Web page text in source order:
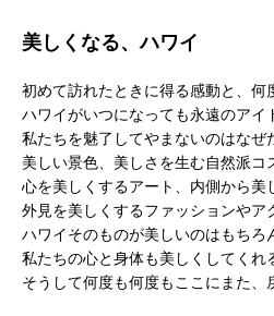
美しくなる、ハワイ
初めて訪れたときに得る感動と、何
ハワイがいつになっても永遠のアイ
私たちを魅了してやまないのはなぜ
美しい景色、美しさを生む自然派コ
心を美しくするアート、内側から美
外見を美しくするファッションやア
ハワイそのものが美しいのはもちろ
私たちの心と身体も美しくしてくれ
そうして何度も何度もここにまた、